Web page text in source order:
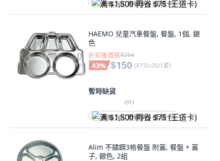
满 $1,500 再省 $75 (王道卡)
HAEMO 兒童汽車餐盤, 餐盤, 1個, 銀
色
折扣後價格$264
43% $150 ($150.00/1套)
暫時缺貨
(91)
满 $1,500 再省 $75 (王道卡)
Alim 不鏽鋼3格餐盤 附蓋, 餐盤 + 蓋
子, 銀色, 2組